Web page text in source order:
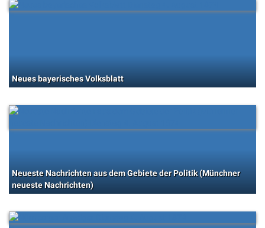
Neues bayerisches Volksblatt
Neueste Nachrichten aus dem Gebiete der Politik (Münchner
neueste Nachrichten)